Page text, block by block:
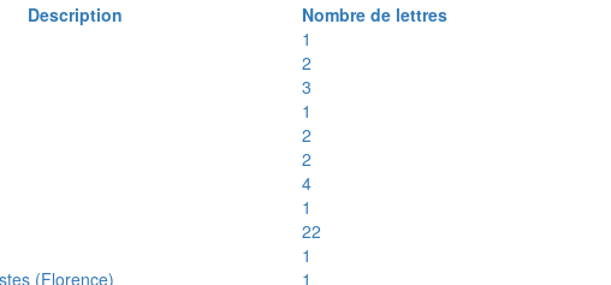
Description
Nombre de lettres
1
2
3
1
2
2
4
1
22
1
(Florence)
1